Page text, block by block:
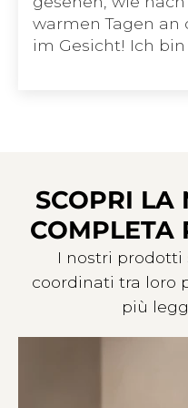
warmen Tagen an
im Gesicht! Ich bin
SCOPRI LA
COMPLETA
I nostri
coordinati tra loro
più